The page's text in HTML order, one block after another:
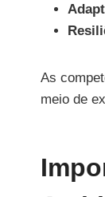
As
meio de